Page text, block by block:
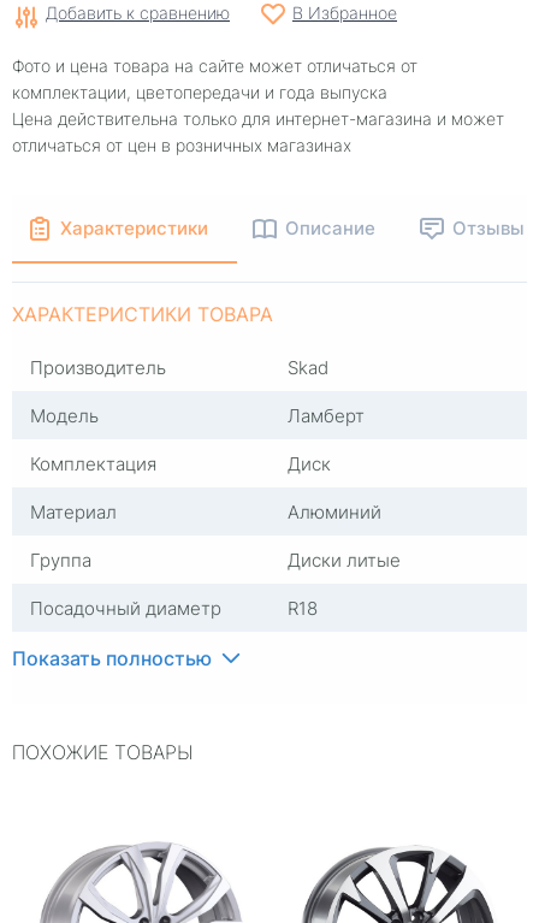
Добавить к сравнению В Избранное
Фото и цена товара на сайте может отличаться от
комплектации, цветопередачи и года выпуска
Цена действительна только для интернет-магазина и может
отличаться от цен в розничных магазинах
Характеристики Описание Отзывы
ХАРАКТЕРИСТИКИ ТОВАРА
Производитель
Skad
Модель
Ламберт
Комплектация
Диск
Материал
Алюминий
Группа
Диски литые
Посадочный диаметр
R18
Сверловка
ЦО
Применяемость
Универсальные
Тип диска
Литые
Показать полностью
ПОХОЖИЕ ТОВАРЫ